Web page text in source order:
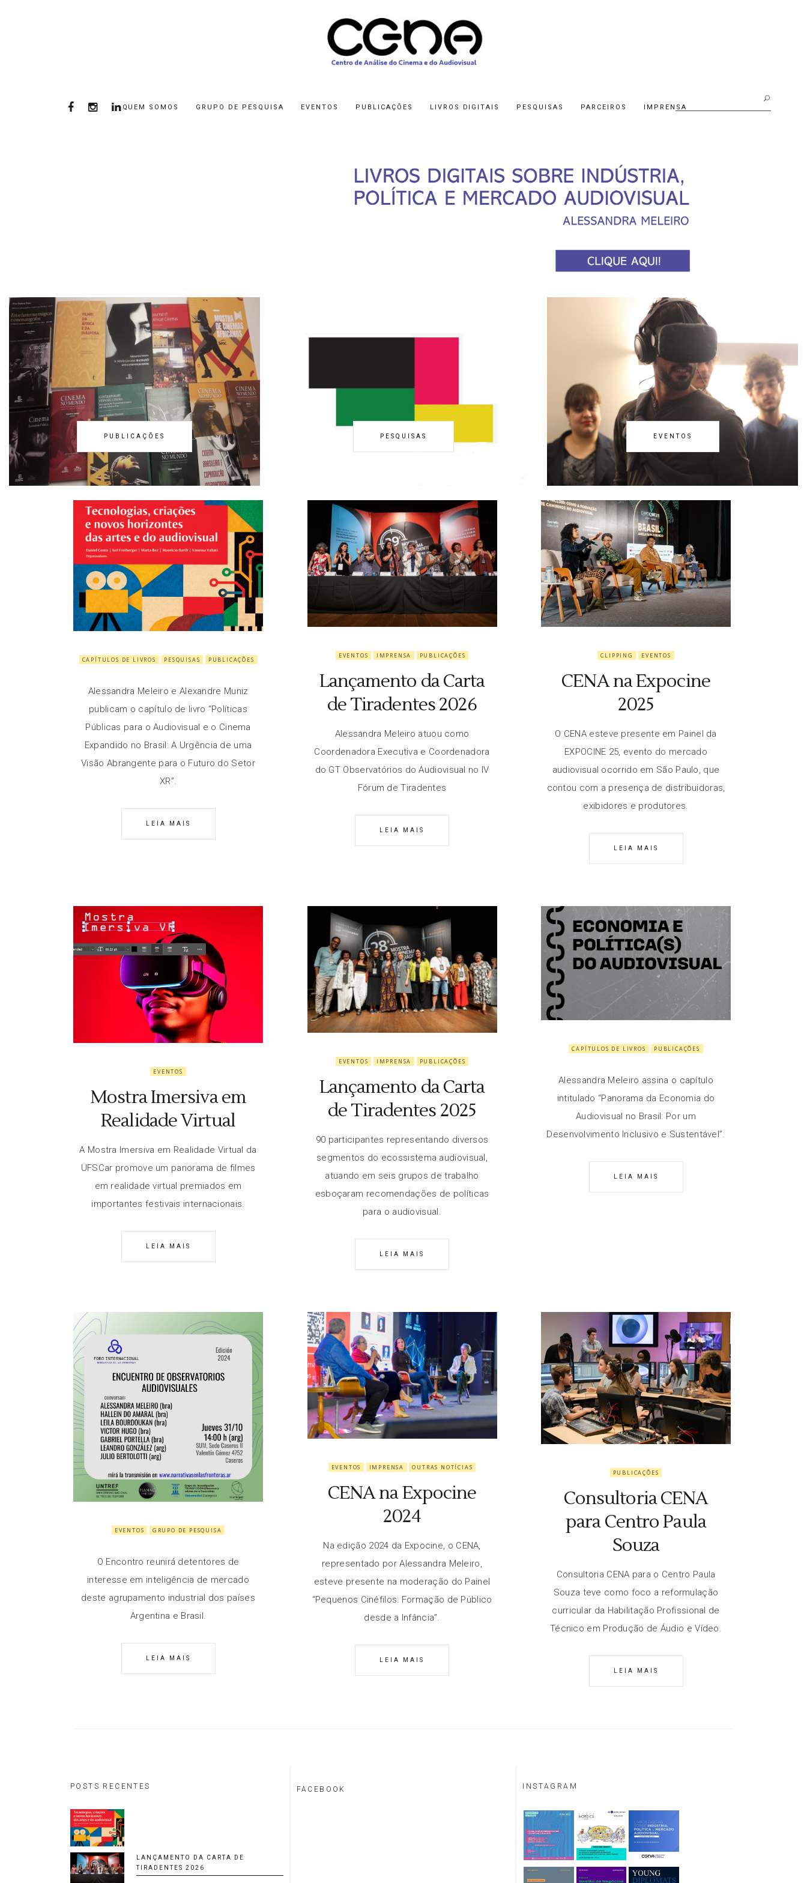
QUEM SOMOS GRUPO DE PESQUISA EVENTOS PUBLICAÇÕES LIVROS DIGITAIS PESQUISAS PARCEIROS IMPRENSA
PUBLICAÇÕES PESQUISAS EVENTOS
CAPÍTULOS DE LIVROS PESQUISAS PUBLICAÇÕES
Alessandra Meleiro e Alexandre Muniz
publicam o capítulo de livro “Políticas
Públicas para o Audiovisual e o Cinema
Expandido no Brasil: A Urgência de uma
Visão Abrangente para o Futuro do Setor
XR”.
LEIA MAIS
EVENTOS IMPRENSA PUBLICAÇÕES
Lançamento da Carta
de Tiradentes 2026
Alessandra Meleiro atuou como
Coordenadora Executiva e Coordenadora
do GT Observatórios do Audiovisual no IV
Fórum de Tiradentes
LEIA MAIS
CLIPPING EVENTOS
CENA na Expocine
2025
O CENA esteve presente em Painel da
EXPOCINE 25, evento do mercado
audiovisual ocorrido em São Paulo, que
contou com a presença de distribuidoras,
exibidores e produtores.
LEIA MAIS
EVENTOS
Mostra Imersiva em
Realidade Virtual
A Mostra Imersiva em Realidade Virtual da
UFSCar promove um panorama de filmes
em realidade virtual premiados em
importantes festivais internacionais.
LEIA MAIS
EVENTOS IMPRENSA PUBLICAÇÕES
Lançamento da Carta
de Tiradentes 2025
90 participantes representando diversos
segmentos do ecossistema audiovisual,
atuando em seis grupos de trabalho
esboçaram recomendações de políticas
para o audiovisual.
LEIA MAIS
CAPÍTULOS DE LIVROS PUBLICAÇÕES
Alessandra Meleiro assina o capítulo
intitulado “Panorama da Economia do
Audiovisual no Brasil: Por um
Desenvolvimento Inclusivo e Sustentável”.
LEIA MAIS
EVENTOS GRUPO DE PESQUISA
O Encontro reunirá detentores de
interesse em inteligência de mercado
deste agrupamento industrial dos países
Argentina e Brasil.
LEIA MAIS
EVENTOS IMPRENSA OUTRAS NOTÍCIAS
CENA na Expocine
2024
Na edição 2024 da Expocine, o CENA,
representado por Alessandra Meleiro,
esteve presente na moderação do Painel
“Pequenos Cinéfilos: Formação de Público
desde a Infância”.
LEIA MAIS
PUBLICAÇÕES
Consultoria CENA
para Centro Paula
Souza
Consultoria CENA para o Centro Paula
Souza teve como foco a reformulação
curricular da Habilitação Profissional de
Técnico em Produção de Áudio e Vídeo.
LEIA MAIS
POSTS RECENTES
LANÇAMENTO DA CARTA DE
TIRADENTES 2026
FACEBOOK INSTAGRAM